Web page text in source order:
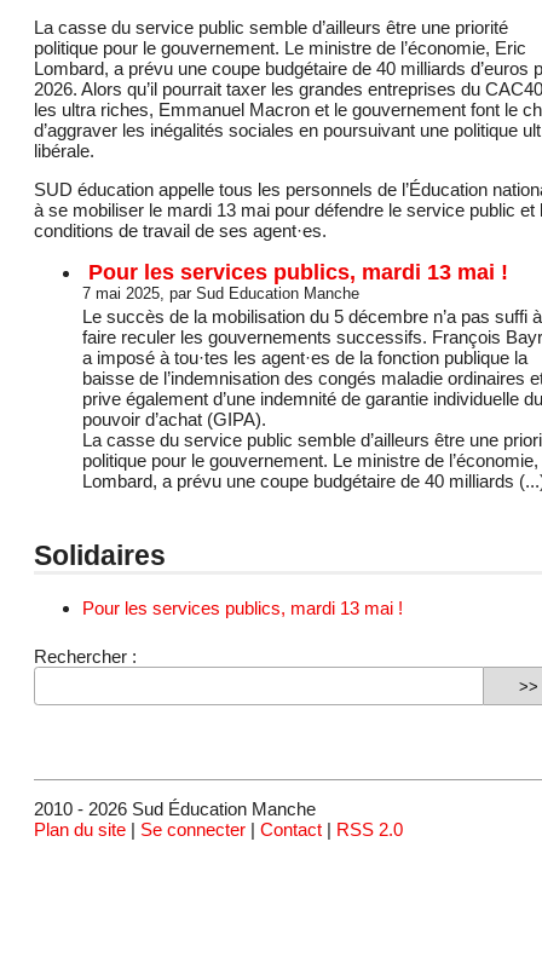
La casse du service public semble d’ailleurs être une priorité
politique pour le gouvernement. Le ministre de l’économie, Eric
Lombard, a prévu une coupe budgétaire de 40 milliards d’euros
2026. Alors qu’il pourrait taxer les grandes entreprises du
les ultra riches, Emmanuel Macron et le gouvernement font le
d’aggraver les inégalités sociales en poursuivant une politique
libérale.
SUD éducation appelle tous les personnels de l’Éducation
à se mobiliser le mardi 13 mai pour défendre le service public et
conditions de travail de ses agent·es.
Pour les services publics, mardi 13 mai !
7 mai 2025, par Sud Education Manche
Le succès de la mobilisation du 5 décembre n’a pas suffi à
faire reculer les gouvernements successifs. François
a imposé à tou·tes les agent·es de la fonction publique la
baisse de l’indemnisation des congés maladie ordinaires
prive également d’une indemnité de garantie individuelle du
pouvoir d’achat (GIPA).
La casse du service public semble d’ailleurs être une
politique pour le gouvernement. Le ministre de
Lombard, a prévu une coupe budgétaire de 40 milliards
Solidaires
Pour les services publics, mardi 13 mai !
Rechercher :
2010 - 2026 Sud Éducation Manche
Plan du site | Se connecter | Contact | RSS 2.0